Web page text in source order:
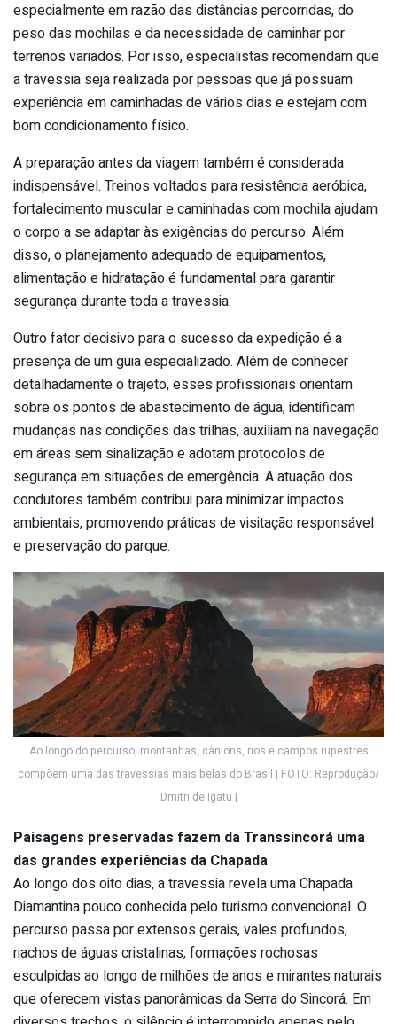
especialmente em razão das distâncias percorridas, do
peso das mochilas e da necessidade de caminhar por
terrenos variados. Por isso, especialistas recomendam que
a travessia seja realizada por pessoas que já possuam
experiência em caminhadas de vários dias e estejam com
bom condicionamento físico.
A preparação antes da viagem também é considerada
indispensável. Treinos voltados para resistência aeróbica,
fortalecimento muscular e caminhadas com mochila ajudam
o corpo a se adaptar às exigências do percurso. Além
disso, o planejamento adequado de equipamentos,
alimentação e hidratação é fundamental para garantir
segurança durante toda a travessia.
Outro fator decisivo para o sucesso da expedição é a
presença de um guia especializado. Além de conhecer
detalhadamente o trajeto, esses profissionais orientam
sobre os pontos de abastecimento de água, identificam
mudanças nas condições das trilhas, auxiliam na navegação
em áreas sem sinalização e adotam protocolos de
segurança em situações de emergência. A atuação dos
condutores também contribui para minimizar impactos
ambientais, promovendo práticas de visitação responsável
e preservação do parque.
Ao longo do percurso, montanhas, cânions, rios e campos rupestres
compõem uma das travessias mais belas do Brasil | FOTO: Reprodução/
Dmitri de Igatu |
Paisagens preservadas fazem da Transsincorá uma
das grandes experiências da Chapada
Ao longo dos oito dias, a travessia revela uma Chapada
Diamantina pouco conhecida pelo turismo convencional. O
percurso passa por extensos gerais, vales profundos,
riachos de águas cristalinas, formações rochosas
esculpidas ao longo de milhões de anos e mirantes naturais
que oferecem vistas panorâmicas da Serra do Sincorá. Em